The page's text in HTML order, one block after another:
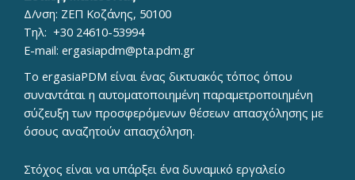
Δ/νση: ΖΕΠ Κοζάνης, 50100
Τηλ: +30 24610-53994
E-mail: ergasiapdm@pta.pdm.gr
To ergasiaPDM είναι ένας δικτυακός τόπος όπου
συναντάται η αυτοματοποιημένη παραμετροποιημένη
σύζευξη των προσφερόμενων θέσεων απασχόλησης με
όσους αναζητούν απασχόληση.
Στόχος είναι να υπάρξει ένα δυναμικό εργαλείο